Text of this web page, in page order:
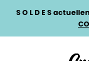
S O L D E S